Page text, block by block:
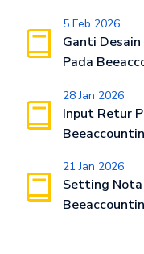
5 Feb 2026
Ganti
Pada
28 Jan 2026
Input Retur
21 Jan 2026
Setting